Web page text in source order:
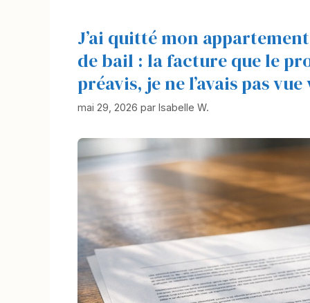
J’ai quitté mon
de bail : la facture que le
préavis, je ne l’avais pas
mai 29, 2026 par Isabelle W.